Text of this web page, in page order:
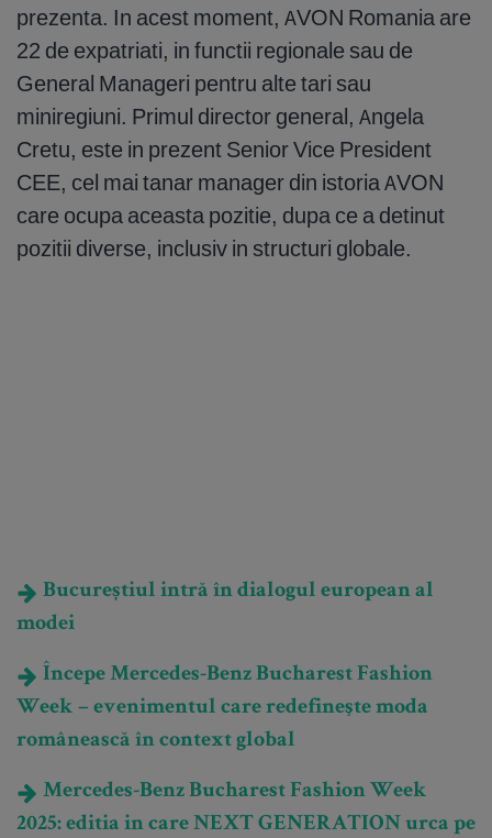
prezenta. In acest moment, AVON Romania are
22 de expatriati, in functii regionale sau de
General Manageri pentru alte tari sau
miniregiuni. Primul director general, Angela
Cretu, este in prezent Senior Vice President
CEE, cel mai tanar manager din istoria AVON
care ocupa aceasta pozitie, dupa ce a detinut
pozitii diverse, inclusiv in structuri globale.
Bucureștiul intră în dialogul european al
modei
Începe Mercedes-Benz Bucharest Fashion
Week – evenimentul care redefineşte moda
românească în context global
Mercedes-Benz Bucharest Fashion Week
2025: editia in care NEXT GENERATION urca pe